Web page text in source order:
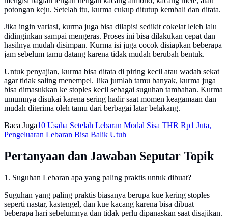
potongan keju. Setelah itu, kurma cukup ditutup kembali dan ditata.
Jika ingin variasi, kurma juga bisa dilapisi sedikit cokelat leleh lalu
didinginkan sampai mengeras. Proses ini bisa dilakukan cepat dan
hasilnya mudah disimpan. Kurma isi juga cocok disiapkan beberapa
jam sebelum tamu datang karena tidak mudah berubah bentuk.
Untuk penyajian, kurma bisa ditata di piring kecil atau wadah sekat
agar tidak saling menempel. Jika jumlah tamu banyak, kurma juga
bisa dimasukkan ke stoples kecil sebagai suguhan tambahan. Kurma
umumnya disukai karena sering hadir saat momen keagamaan dan
mudah diterima oleh tamu dari berbagai latar belakang.
Baca Juga10 Usaha Setelah Lebaran Modal Sisa THR Rp1 Juta,
Pengeluaran Lebaran Bisa Balik Utuh
Pertanyaan dan Jawaban Seputar Topik
1. Suguhan Lebaran apa yang paling praktis untuk dibuat?
Suguhan yang paling praktis biasanya berupa kue kering stoples
seperti nastar, kastengel, dan kue kacang karena bisa dibuat
beberapa hari sebelumnya dan tidak perlu dipanaskan saat disajikan.